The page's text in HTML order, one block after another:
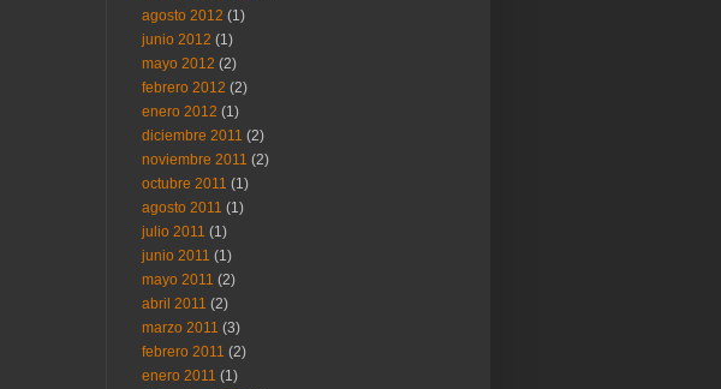
agosto 2012 (1)
junio 2012 (1)
mayo 2012 (2)
febrero 2012 (2)
enero 2012 (1)
diciembre 2011 (2)
noviembre 2011 (2)
octubre 2011 (1)
agosto 2011 (1)
julio 2011 (1)
junio 2011 (1)
mayo 2011 (2)
abril 2011 (2)
marzo 2011 (3)
febrero 2011 (2)
enero 2011 (1)